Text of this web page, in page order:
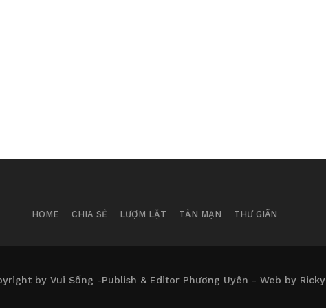
HOME CHIA SẺ LƯỢM LẶT TẢN MẠN THƯ GIÃN
by Vui Sống -Publish & Editor Phương Uyên - Web by Ricky